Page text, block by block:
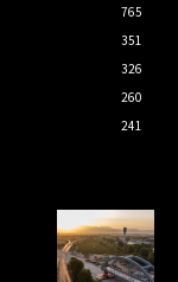
765
351
326
260
241